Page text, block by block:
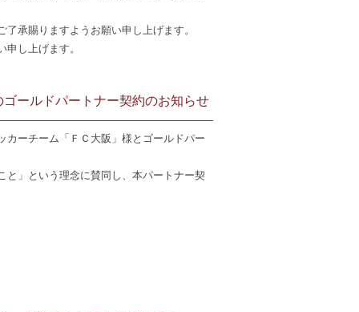
承賜りますようお願い申し上げます。
し上げます。
ールドパートナー契約のお知らせ
カーチーム「ＦＣ大阪」様とゴールドパー
と」という理念に賛同し、本パートナー契